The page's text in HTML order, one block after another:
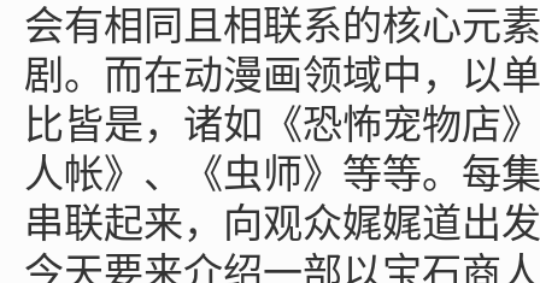
会有相同且相联系的核心元
剧。而在动漫画领域中，以
比皆是，诸如《恐怖宠物店
人帐》、《虫师》等等。每
串联起来，向观众娓娓道出
今天要来介绍一部以宝石商